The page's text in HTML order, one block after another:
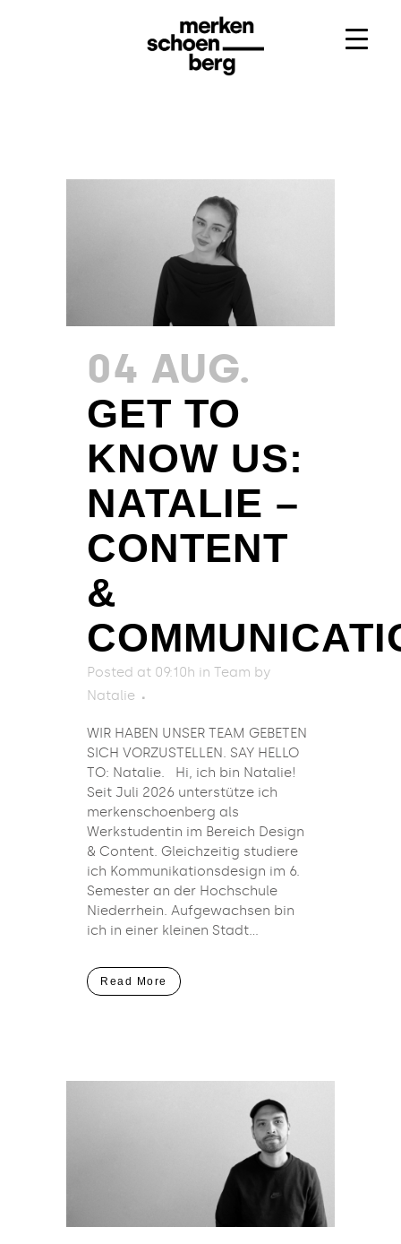
04 AUG.
GET TO
KNOW US:
NATALIE –
CONTENT
&
Posted at 09:10h in Team by
Natalie
WIR HABEN UNSER TEAM GEBETEN
SICH VORZUSTELLEN. SAY HELLO
TO: Natalie. Hi, ich bin Natalie!
Seit Juli 2026 unterstütze ich
merkenschoenberg als
Werkstudentin im Bereich Design
& Content. Gleichzeitig studiere
ich Kommunikationsdesign im 6.
Semester an der Hochschule
Niederrhein. Aufgewachsen bin
ich in einer kleinen Stadt...
Read More